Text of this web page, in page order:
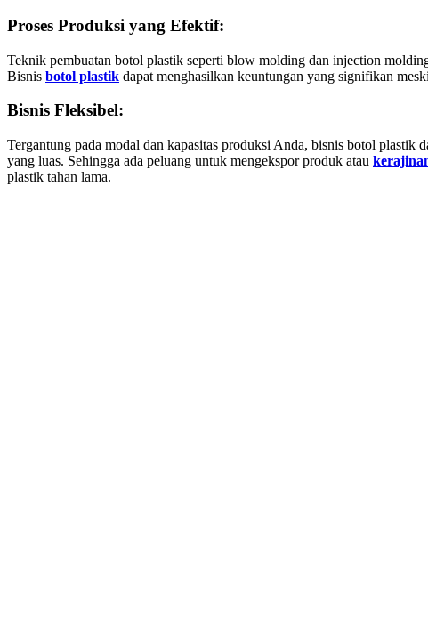
Proses Produksi yang Efektif:
Teknik pembuatan botol plastik seperti blow molding dan injection
Bisnis botol plastik dapat menghasilkan keuntungan yang signifikan
Bisnis Fleksibel:
Tergantung pada modal dan kapasitas produksi Anda, bisnis botol
yang luas. Sehingga ada peluang untuk mengekspor produk atau
plastik tahan lama.